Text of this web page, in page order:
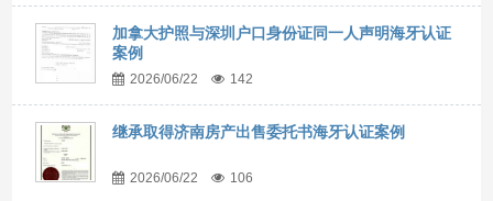
加拿大护照与深圳户口身份证同一人声明海牙认证
案例
2026/06/22 142
继承取得济南房产出售委托书海牙认证案例
2026/06/22 106